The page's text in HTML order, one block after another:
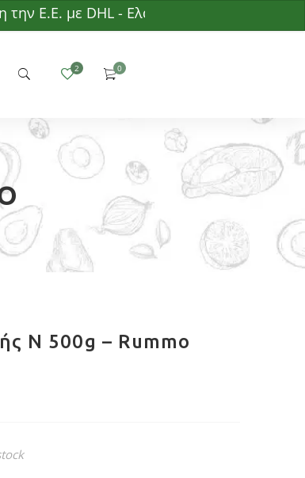
με DHL - Ελάχιστη παραγγελία 50€ -
N 500g – Rummo